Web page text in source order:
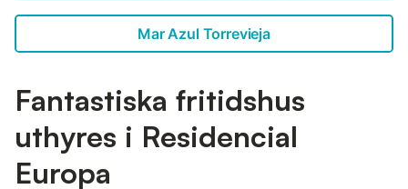
Mar Azul Torrevieja
Fantastiska fritidshus
uthyres i Residencial
Europa